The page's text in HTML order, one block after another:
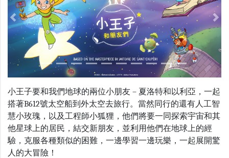
Previous
小王子要和我們地球的兩位小朋友 – 夏洛特和以利亞，一起
搭著B612號太空船到外太空去旅行。當然同行的還有人工智
慧小玫瑰，以及工程師小狐狸，他們將要一同探索宇宙和其
他星球上的居民，結交新朋友，並利用他們在地球上的經
驗，克服各種類似的困難，一邊學習一邊玩樂，一起展開驚
人的大冒險！